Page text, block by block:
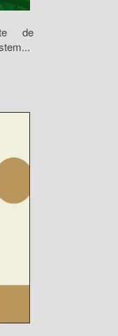
de